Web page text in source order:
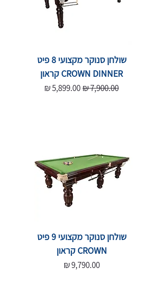
שולחן סנוקר מקצועי 8 פיט
CROWN DINNER קראון
מחיר רגיל מחיר מבצע
שולחן סנוקר מקצועי 9 פיט
CROWN קראון
מחיר‏9,790.00 ‏₪